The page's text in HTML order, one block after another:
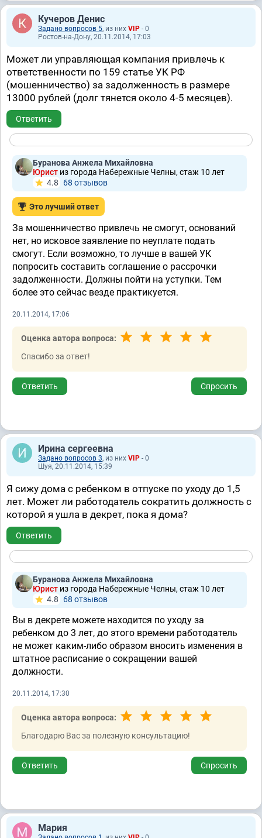
Кучеров Денис
Задано вопросов 5, из них VIP - 0
Ростов-на-Дону, 20.11.2014, 17:03
Может ли управляющая компания привлечь к
ответственности по 159 статье УК РФ
(мошенничество) за задолженность в размере
13000 рублей (долг тянется около 4-5 месяцев).
Ответить
Буранова Анжела Михайловна
Юрист из города Набережные Челны, стаж 10 лет
4.8
68 отзывов
Это лучший ответ
За мошенничество привлечь не смогут, оснований
нет, но исковое заявление по неуплате подать
смогут. Если возможно, то лучше в вашей УК
попросить составить соглашение о рассрочки
задолженности. Должны пойти на уступки. Тем
более это сейчас везде практикуется.
20.11.2014, 17:06
Оценка автора вопроса:
Спасибо за ответ!
Ответить Спросить
Ирина сергеевна
Задано вопросов 3, из них VIP - 0
Шуя, 20.11.2014, 15:39
Я сижу дома с ребенком в отпуске по уходу до 1,5
лет. Может ли работодатель сократить должность с
которой я ушла в декрет, пока я дома?
Ответить
Буранова Анжела Михайловна
Юрист из города Набережные Челны, стаж 10 лет
4.8
68 отзывов
Вы в декрете можете находится по уходу за
ребенком до 3 лет, до этого времени работодатель
не может каким-либо образом вносить изменения в
штатное расписание о сокращении вашей
должности.
20.11.2014, 17:30
Оценка автора вопроса:
Благодарю Вас за полезную консультацию!
Ответить Спросить
Мария